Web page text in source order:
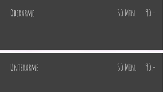
Oberarme 30 Min. 90.-
Unterarme 30 Min. 90.-